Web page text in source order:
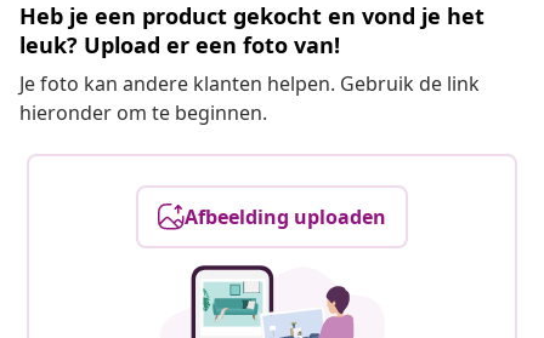
Heb je een product gekocht en vond je het
leuk? Upload er een foto van!
Je foto kan andere klanten helpen. Gebruik de link
hieronder om te beginnen.
Afbeelding uploaden